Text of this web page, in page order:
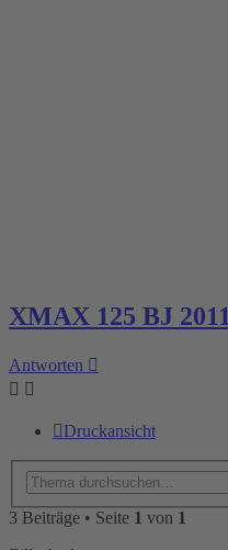
XMAX 125 BJ 2011
Antworten
Druckansicht
3 Beiträge • Seite 1 von 1